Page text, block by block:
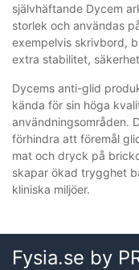
självhäftande Dycem
storlek och användas
exempelvis skrivbord,
extra stabilitet,
Dycems anti-glid
kända för sin höga
användningsområden.
förhindra att föremål
mat och dryck på
skapar ökad trygghet
kliniska miljöer.
Fysia.se by